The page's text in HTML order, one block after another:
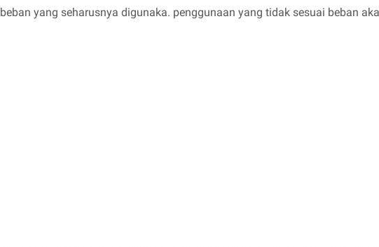
yang seharusnya digunaka. penggunaan yang tidak sesuai beban